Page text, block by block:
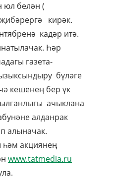
юл белән (
кирәк.
кадәр итә.
Һәр
газета-
бүләге
кешенең бер үк
ачыклана
алданрак
алыначак.
акциянең
www.tatmedia.ru